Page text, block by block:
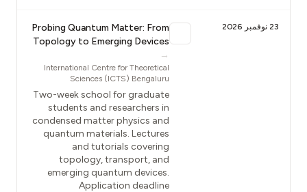
23 نوفمبر 2026
Probing Quantum Matter: From
Topology to Emerging Devices
→
International Centre for Theoretical
Sciences (ICTS) Bengaluru
Two-week school for graduate
students and researchers in
condensed matter physics and
quantum materials. Lectures
and tutorials covering
topology, transport, and
emerging quantum devices.
Application deadline